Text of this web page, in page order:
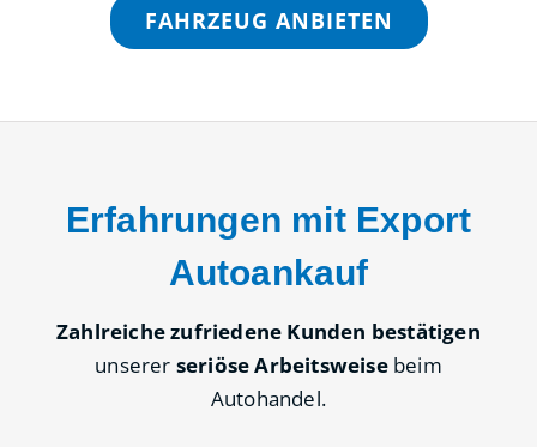
FAHRZEUG ANBIETEN
Erfahrungen mit Export
Autoankauf
Zahlreiche zufriedene Kunden bestätigen
unserer seriöse Arbeitsweisebeim
Autohandel.